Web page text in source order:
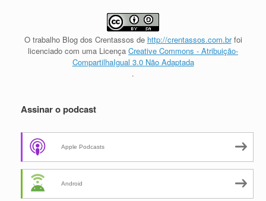
O trabalho Blog dos Crentassos de http://crentassos.com.brfoi
licenciado com uma Licença Creative Commons - Atribuição-
CompartilhaIgual 3.0 Não Adaptada
.
Assinar o podcast
Apple Podcasts
Android